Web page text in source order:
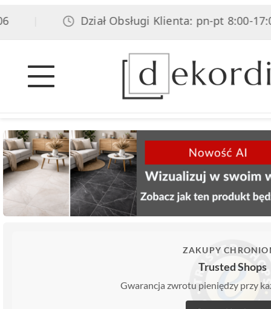
Dział Obsługi Klienta: pn-pt 8:00-17:00,
ZAKUPY
Trusted Shops
Gwarancja zwrotu pieniędzy przy